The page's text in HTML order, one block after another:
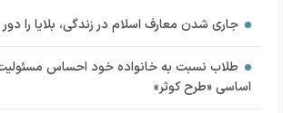
جاری شدن معارف اسلام در زندگی، بلایا را
طلاب نسبت به خانواده خود احساس
اساسی «طرح کوثر»